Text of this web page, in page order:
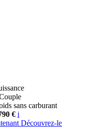
sans carburant
€ i
Découvrez-le